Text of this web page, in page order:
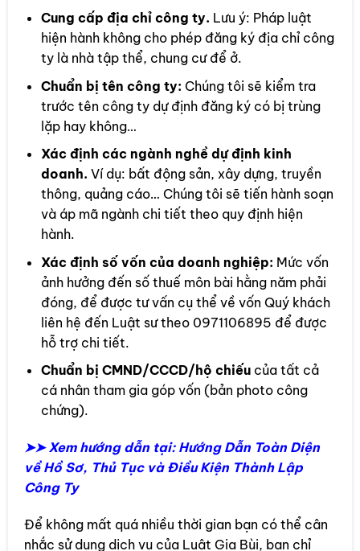
Cung cấp địa chỉ công ty. Lưu ý: Pháp luật
hiện hành không cho phép đăng ký địa chỉ công
ty là nhà tập thể, chung cư để ở.
Chuẩn bị tên công ty: Chúng tôi sẽ kiểm tra
trước tên công ty dự định đăng ký có bị trùng
lặp hay không…
Xác định các ngành nghề dự định kinh
doanh. Ví dụ: bất động sản, xây dựng, truyền
thông, quảng cáo… Chúng tôi sẽ tiến hành soạn
và áp mã ngành chi tiết theo quy định hiện
hành.
Xác định số vốn của doanh nghiệp: Mức vốn
ảnh hưởng đến số thuế môn bài hằng năm phải
đóng, để được tư vấn cụ thể về vốn Quý khách
liên hệ đến Luật sư theo 0971106895 để được
hỗ trợ chi tiết.
Chuẩn bị CMND/CCCD/hộ chiếucủa tất cả
cá nhân tham gia góp vốn (bản photo công
chứng).
➤➤ Xem hướng dẫn tại: Hướng Dẫn Toàn Diện
về Hồ Sơ, Thủ Tục và Điều Kiện Thành Lập
Công Ty
Để không mất quá nhiều thời gian bạn có thể cân
nhắc sử dụng dịch vụ của Luật Gia Bùi, bạn chỉ